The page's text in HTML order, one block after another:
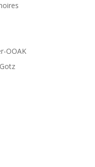
OOAK